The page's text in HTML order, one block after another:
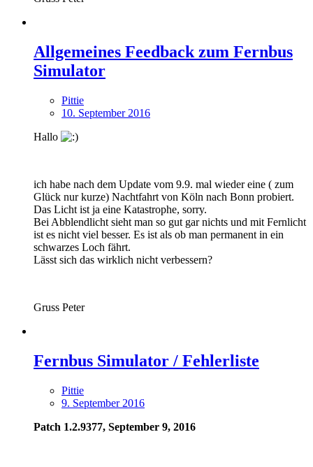
Allgemeines Feedback zum Fernbus
Simulator
Pittie
10. September 2016
Hallo
ich habe nach dem Update vom 9.9. mal wieder eine ( zum
Glück nur kurze) Nachtfahrt von Köln nach Bonn probiert.
Das Licht ist ja eine Katastrophe, sorry.
Bei Abblendlicht sieht man so gut gar nichts und mit Fernlicht
ist es nicht viel besser. Es ist als ob man permanent in ein
schwarzes Loch fährt.
Lässt sich das wirklich nicht verbessern?
Gruss Peter
Fernbus Simulator / Fehlerliste
Pittie
9. September 2016
Patch 1.2.9377, September 9, 2016